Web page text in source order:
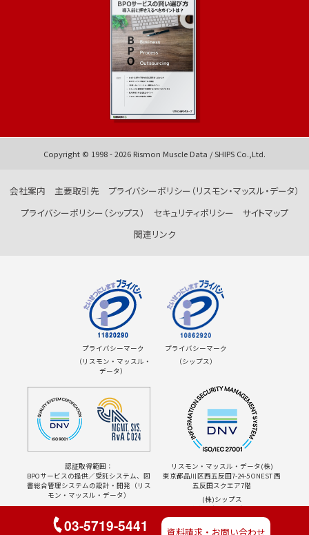
Copyright © 1998 -2026 Rismon Muscle Data / SHIPS Co.,Ltd.
会社案内 主要取引先
プライバシーポリシー（リスモン・マッスル・データ）
プライバシーポリシー（シップス）
セキュリティポリシー
サイトマップ
関連リンク
プライバシーマーク
（リスモン・マッスル・
データ）
プライバシーマーク
（シップス）
認証取得範囲：
BPOサービスの提供／受託システム、図
書総合管理システムの設計・開発（リス
モン・マッスル・データ）
リスモン・マッスル・データ(株)
東京都品川区西五反田7-24-5ONEST 西
五反田スクエア7階
(株)シップス
本社：東京都新宿区西新宿3-8-5 新栄ビ
ル
関西支社：大阪府大阪市中央区本町2-
03-5719-5441 資料請求・お問い合わせ